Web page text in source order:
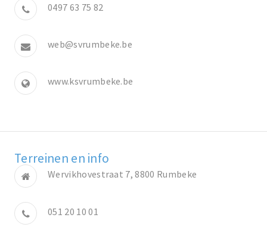
0497 63 75 82
web@svrumbeke.be
www.ksvrumbeke.be
Terreinen en info
Wervikhovestraat 7, 8800 Rumbeke
051 20 10 01